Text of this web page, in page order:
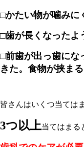
□かたい物が噛みに
□歯が長くなったよ
□前歯が出っ歯にな
きた。食物が挟まる
皆さんはいくつ当ては
3つ以上当てはまる